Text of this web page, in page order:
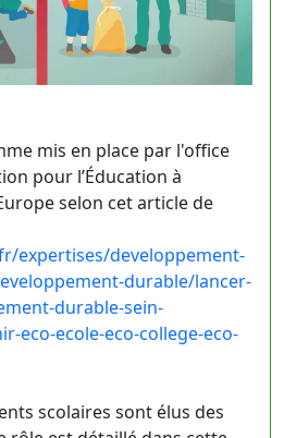
mis en place par l'office
pour l’Éducation à
selon cet article de
expertises/developpement-
durable/lancer-
durable-sein-
eco-ecole-eco-college-eco-
scolaires sont élus des